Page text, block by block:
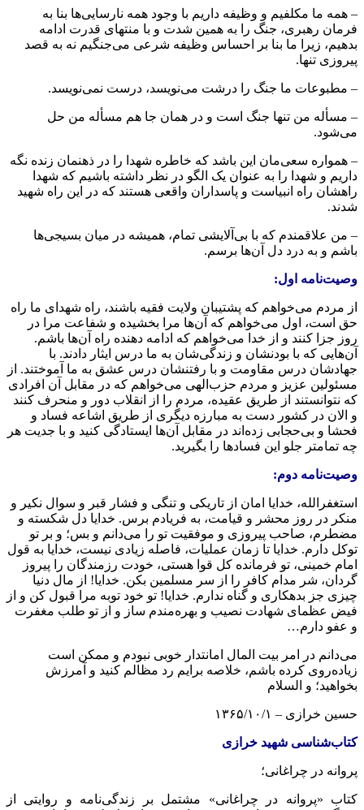
– همه ما مکلفیم و وظیفه داریم با وجود همه نارسایی‌ها بنا به
فرمان رهبری، جنگ را به همین شدت و با منتهای قدرت ادامه
بدهیم، زیرا ما بنا بر احساس وظیفه شرعی می‌جنگیم نه به قصد
پیروزی تنها.
– مطبوعات ما جنگ را درشت می‌نویسد، درست نمی‌نویسد.
– مسأله من تنها جنگ است و در همان جا هم مسأله من حل
می‌شود.
– همواره سعی‌مان این باشد که خاطره شهدا را در ذهنمان زنده نگه
داریم و شهدا را به عنوان یک الگو در نظر داشته باشیم که شهدا
راهشان راه انبیاست و پاسداران واقعی هستند که در این راه شهید
شدند.
– من علاقمندم که با بی‌آلایشی تمام، همیشه در میان بسیجی‌ها
باشم و به درد دل آن‌ها برسم.
وصیت‌نامه اول:
از مردم می‌خواهم که پشتیبان ولایت فقیه باشند، راه شهدای ما راه
حق است، اول می‌خواهم که آن‌ها مرا بخشیده و شفاعت مرا در
روز جزا کنند و از خدا می‌خواهم که ادامه دهنده راه آن‌ها باشم.
آن‌هایی که با بودنشان و زندگی‌شان به ما درس ایثار دادند. با
جهادشان درس مقاومت و با رفتنشان درس عشق به ما آموختند. از
مسئولین عزیز و مردم حزب‌الهی می‌خواهم که در مقابل آن افرادی
که نتوانستند از طریق عقیده، مردم را از انقلاب دور و منحرف کنند
و الان در کشور دست به مبارزه دیگری از طریق اشاعه فساد و
فحشا و بی‌حجابی زده‌اند در مقابل آن‌ها ایستادگی کنید و با جدیت هر
چه تمامتر جلو این فسادها را بگیرید.
وصیت‌نامه دوم:
استغفرالله، خدایا امان از تاریکی و تنگی و فشار قبر و سوال نکیر و
منکر در روز محشر و قیامت، به فریادم برس. خدایا دل شکسته و
مضطرم، صاحب پیروزی و موفقیت تو را می‌دانم و بس؛ و بر تو
توکل دارم. خدایا تا زمان عملیات، فاصله زیادی نیست، خدایا به قول
امام خمینی، تو فرمانده کل قوا هستی، خودت رزمندگان را پیروز
گردان، شر مدام کافر را از سر مسلمین بکن. خدایا! از مال دنیا
چیزی جز بدهکاری و گناه ندارم. خدایا! تو خود توبه مرا قبول کن و از
فیض عظمای شهادت نصیب و بهره‌مندم ساز و از تو طلب مغفرت
و عفو دارم…
می‌دانم در امر بیت المال امانتدار خوبی نبودم و ممکن است
زیاده‌روی کرده باشم، خلاصه برایم رد مظالم کنید و آمرزش
بخواهید؛ و السلام
حسین خرازی – ۱۳۶۵/۱۰/۱
کتاب‌شناسی شهید خرازی
پروانه در چراغانی؛
کتاب «پروانه در چراغانی» مشتمل بر زندگی‌نامه و روایتی از